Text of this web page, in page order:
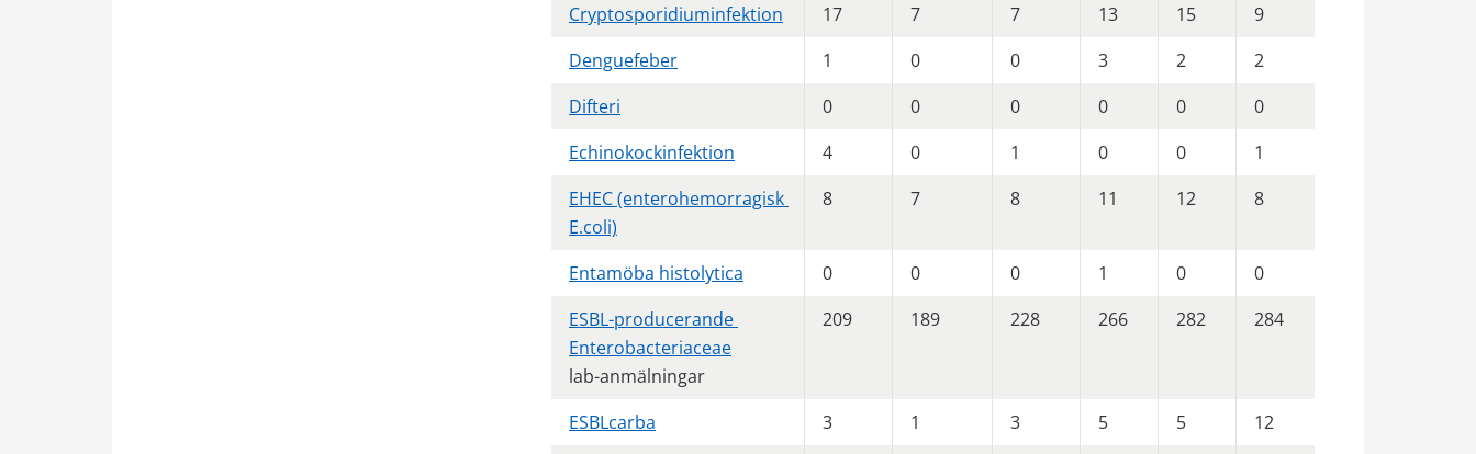
Cryptosporidiuminfektion
17 7 7 13 15
9
Denguefeber
1 0 0 3 2
2
Difteri
0 0 0 0 0
0
Echinokockinfektion
4 0 1 0 0
1
EHEC (enterohemorragisk
E.coli)
8 7 8 11 12 8
Entamöba histolytica 0 0 0 1 0
0
ESBL-producerande
Enterobacteriaceae
lab-anmälningar
209 189 228 266 282 284
ESBLcarba 3 1 3 5 5
12